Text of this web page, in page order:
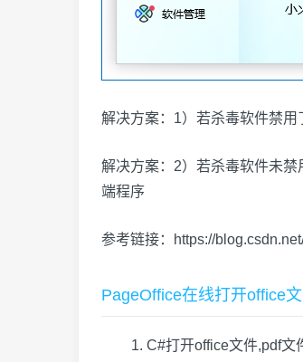
解决方案：1）若杀毒软件禁用
解决方案：2）若杀毒软件未
端程序
参考链接： https://
PageOffice在线打开office
C#打开office文件,pdf文